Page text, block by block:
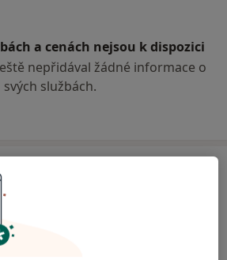
a cenách nejsou k dispozici
nepřidával žádné informace o
svých službách.